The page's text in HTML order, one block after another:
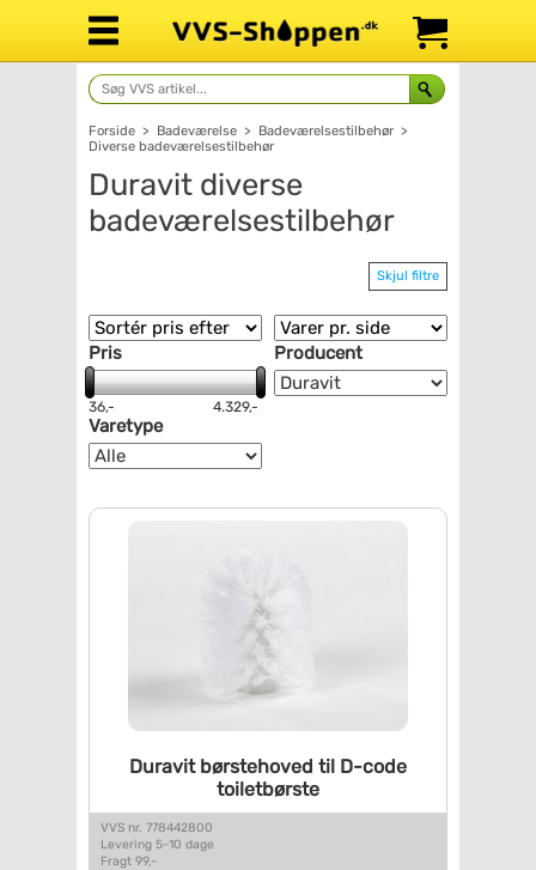
Forside > Badeværelse > Badeværelsestilbehør >
Diverse badeværelsestilbehør
Duravit diverse
badeværelsestilbehør
Skjul filtre
Pris
36,- 4.329,-
Producent
Varetype
Duravit børstehoved til D-code
toiletbørste
VVS nr. 778442800
Levering 5-10 dage
Fragt 99,-